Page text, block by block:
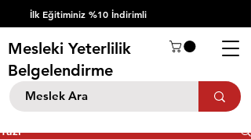
İlk Eğitiminiz %10 İndirimli
Mesleki Yeterlilik
Belgelendirme
Yazı